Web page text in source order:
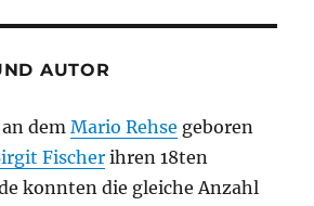
AUTOR
an demMario Rehse geboren
Fischerihren 18ten
konnten die gleiche Anzahl